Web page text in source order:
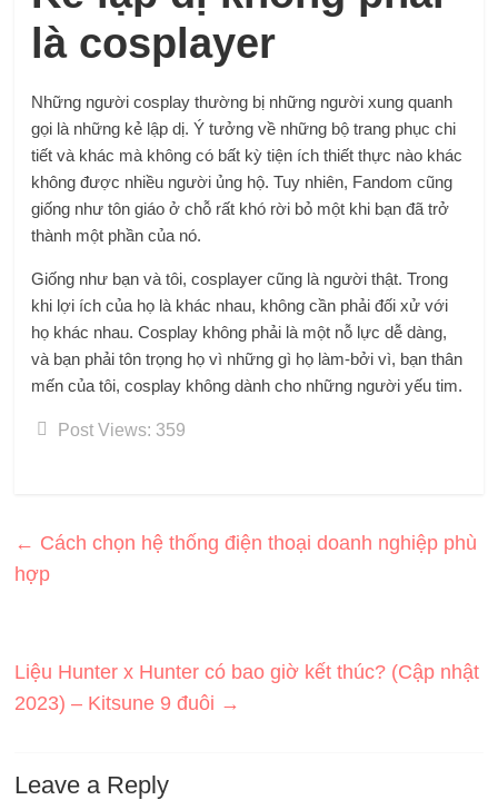
là cosplayer
Những người cosplay thường bị những người xung quanh
gọi là những kẻ lập dị. Ý tưởng về những bộ trang phục chi
tiết và khác mà không có bất kỳ tiện ích thiết thực nào khác
không được nhiều người ủng hộ. Tuy nhiên, Fandom cũng
giống như tôn giáo ở chỗ rất khó rời bỏ một khi bạn đã trở
thành một phần của nó.
Giống như bạn và tôi, cosplayer cũng là người thật. Trong
khi lợi ích của họ là khác nhau, không cần phải đối xử với
họ khác nhau. Cosplay không phải là một nỗ lực dễ dàng,
và bạn phải tôn trọng họ vì những gì họ làm-bởi vì, bạn thân
mến của tôi, cosplay không dành cho những người yếu tim.
Post Views: 359
← Cách chọn hệ thống điện thoại doanh nghiệp phù
hợp
Liệu Hunter x Hunter có bao giờ kết thúc? (Cập nhật
2023) – Kitsune 9 đuôi →
Leave a Reply